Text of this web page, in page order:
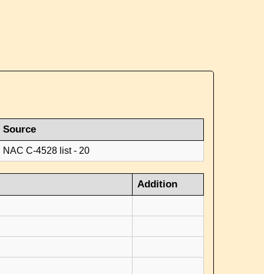
Source
NAC C-4528 list - 20
Addition